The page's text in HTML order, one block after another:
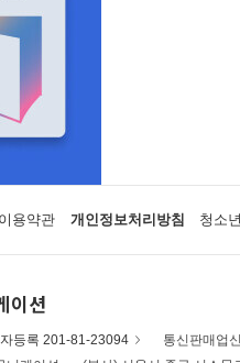
이용약관 개인정보처리방침 청소
이션
등록 201-81-23094 통신판매업